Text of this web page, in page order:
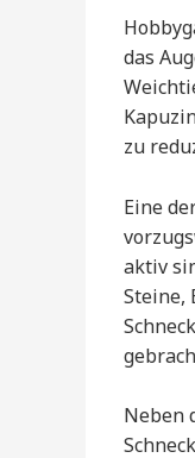
das
zu
Eine
aktiv
Steine,
Neben